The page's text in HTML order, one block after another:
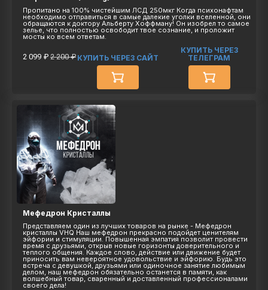
Пропитано на 100% чистейшим ЛСД 250мкг Когда психонафтам
необходимо отправиться в самые далекие уголки вселенной, они
обращаются к доктору Альберту Хоффману! Он изобрел то самое
зелье, что полностью освободит твое сознание, и проложит
мосты ко всем ответам.
2 099 ₽ 2 200 ₽ КУПИТЬ ЧЕРЕЗ САЙТ
КУПИТЬ ЧЕРЕЗ
ТЕЛЕГРАМ
Мефедрон Кристаллы
Представляем один из лучших товаров на рынке - Мефедрон
кристаллы VHQ Наш мефедрон прекрасно подойдет ценителям
эйфории и стимуляции. Повышенная эмпатия позволит провести
время с друзьями, открыв новые горизонты доверительного и
теплого общения. Каждое слово, действие или движение будет
приносить вам невероятное удовольствие и эйфорию. Будь это
встреча с девушкой, друзьями или одиночное занятие любимым
делом, наш мефедрон обязательно останется в памяти, как
волшебный товар, сваренный и доставленный профессионалами
своего дела!